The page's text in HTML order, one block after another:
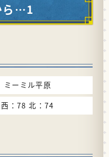
ら…1
ミーミル平原
西：78 北：74